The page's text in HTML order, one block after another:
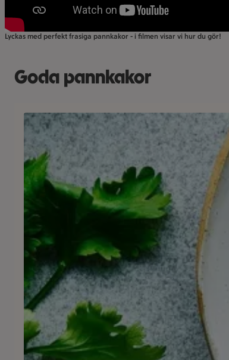
Lyckas med perfekt frasiga pannkakor - i filmen visar vi hur du gör!
Goda pannkakor